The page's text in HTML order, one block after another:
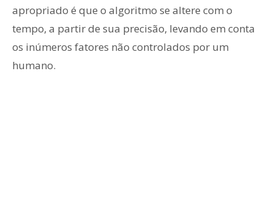
apropriado é que o algoritmo se altere com o
tempo, a partir de sua precisão, levando em conta
os inúmeros fatores não controlados por um
humano.